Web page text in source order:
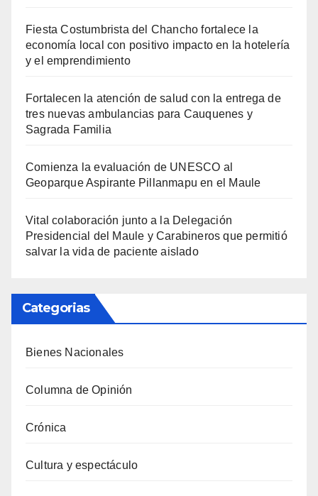
Fiesta Costumbrista del Chancho fortalece la
economía local con positivo impacto en la hotelería
y el emprendimiento
Fortalecen la atención de salud con la entrega de
tres nuevas ambulancias para Cauquenes y
Sagrada Familia
Comienza la evaluación de UNESCO al
Geoparque Aspirante Pillanmapu en el Maule
Vital colaboración junto a la Delegación
Presidencial del Maule y Carabineros que permitió
salvar la vida de paciente aislado
Categorias
Bienes Nacionales
Columna de Opinión
Crónica
Cultura y espectáculo